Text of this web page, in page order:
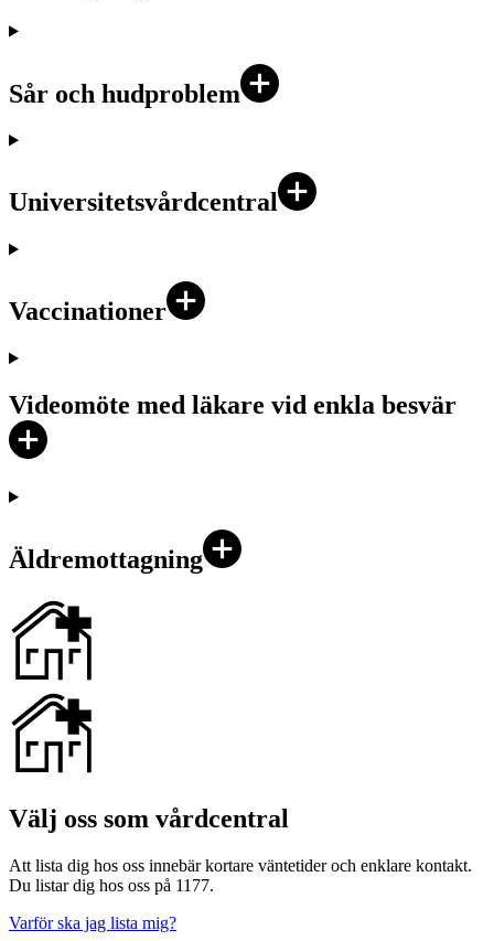
Sår och hudproblem
Universitetsvårdcentral
Vaccinationer
Videomöte med läkare vid enkla besvär
Äldremottagning
Välj oss som vårdcentral
Att lista dig hos oss innebär kortare väntetider och enklare kontakt.
Du listar dig hos oss på 1177.
Varför ska jag lista mig?